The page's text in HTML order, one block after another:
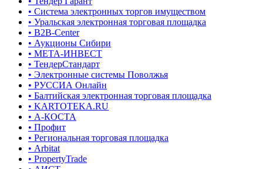
• Система электронных торгов имуществом
• Уральская электронная торговая площадка
• B2B-Center
• Аукционы Сибири
• МЕТА-ИНВЕСТ
• ТендерСтандарт
• Электронные системы Поволжья
• РУССИА Онлайн
• Балтийская электронная торговая площадка
• KARTOTEKA.RU
• А-КОСТА
• Профит
• Региональная торговая площадка
• Arbitat
• PropertyTrade